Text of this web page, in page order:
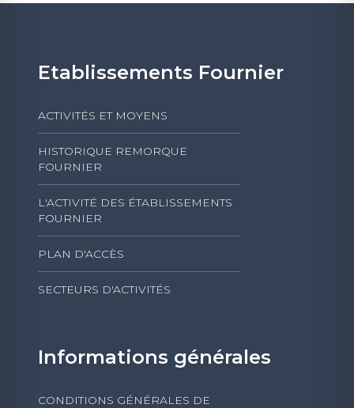
Etablissements Fournier
ACTIVITÉS ET MOYENS
HISTORIQUE REMORQUE
FOURNIER
L'ACTIVITÉ DES ÉTABLISSEMENTS
FOURNIER
PLAN D'ACCÈS
SECTEURS D'ACTIVITÉS
Informations générales
CONDITIONS GÉNÉRALES DE